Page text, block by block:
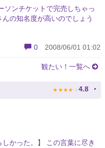
ソンチケットで完売しちゃっ
の知名度が高いのでしょう
0 2008/06/01 01:02
観たい！一覧へ
★ ★ ★ ★ ★ 4.8
かった。】 この言葉に尽き